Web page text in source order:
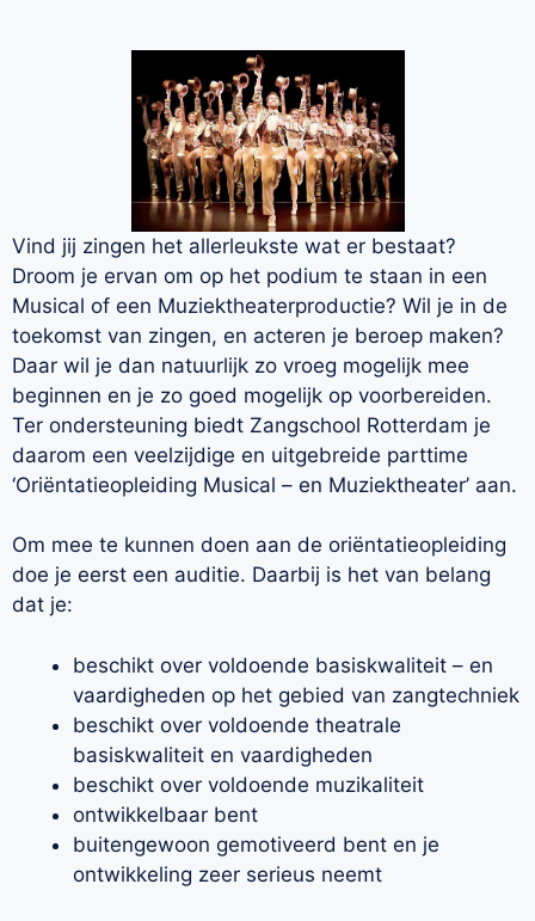
Vind jij zingen het allerleukste wat er bestaat?
Droom je ervan om op het podium te staan in een
Musical of een Muziektheaterproductie? Wil je in de
toekomst van zingen, en acteren je beroep maken?
Daar wil je dan natuurlijk zo vroeg mogelijk mee
beginnen en je zo goed mogelijk op voorbereiden.
Ter ondersteuning biedt Zangschool Rotterdam je
daarom een veelzijdige en uitgebreide parttime
‘Oriëntatieopleiding Musical – en Muziektheater’ aan.
Om mee te kunnen doen aan de oriëntatieopleiding
doe je eerst een auditie. Daarbij is het van belang
dat je:
beschikt over voldoende basiskwaliteit – en
vaardigheden op het gebied van zangtechniek
beschikt over voldoende theatrale
basiskwaliteit en vaardigheden
beschikt over voldoende muzikaliteit
ontwikkelbaar bent
buitengewoon gemotiveerd bent en je
ontwikkeling zeer serieus neemt